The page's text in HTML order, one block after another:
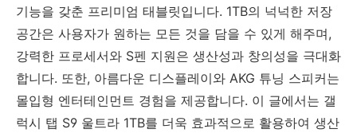
기능을 갖춘 프리미엄 태블릿입니다. 1TB의 넉넉한 저장
공간은 사용자가 원하는 모든 것을 담을 수 있게 해주며,
강력한 프로세서와 S펜 지원은 생산성과 창의성을 극대화
합니다. 또한, 아름다운 디스플레이와 AKG 튜닝 스피커는
몰입형 엔터테인먼트 경험을 제공합니다. 이 글에서는 갤
럭시 탭 S9 울트라 1TB를 더욱 효과적으로 활용하여 생산